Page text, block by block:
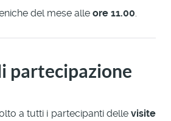
del mese alle ore 11.00.
partecipazione
a tutti i partecipanti delle visite